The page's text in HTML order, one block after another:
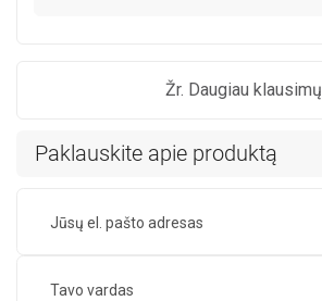
Žr. Daugiau klausimų
Paklauskite apie produktą